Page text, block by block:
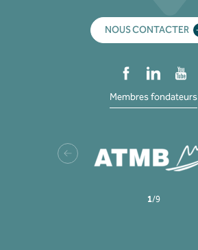
Membres fondateurs
1/9
NOUS CONTACTER